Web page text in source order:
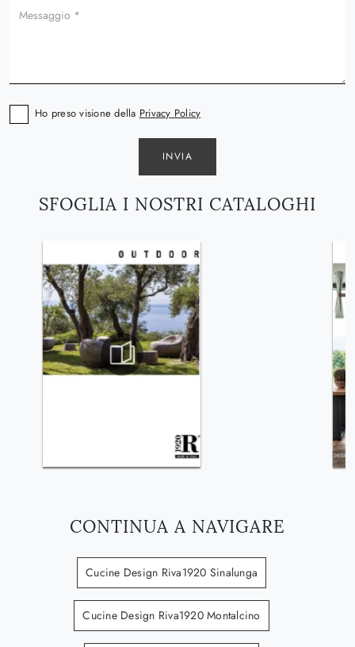
SFOGLIA I NOSTRI CATALOGHI
CONTINUA A NAVIGARE
Cucine Design Riva1920 Sinalunga
Cucine Design Riva1920 Montalcino
Ho preso visione della Privacy Policy
INVIA